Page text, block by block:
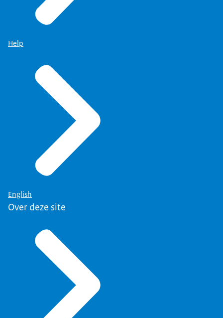
Help
English
Over deze site